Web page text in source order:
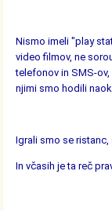
Nismo imeli "play
video filmov, ne
telefonov in SMS-
njimi smo hodili
Igrali smo se
In včasih je ta reč